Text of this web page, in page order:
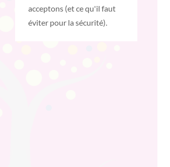
acceptons (et ce qu'il faut
éviter pour la sécurité).